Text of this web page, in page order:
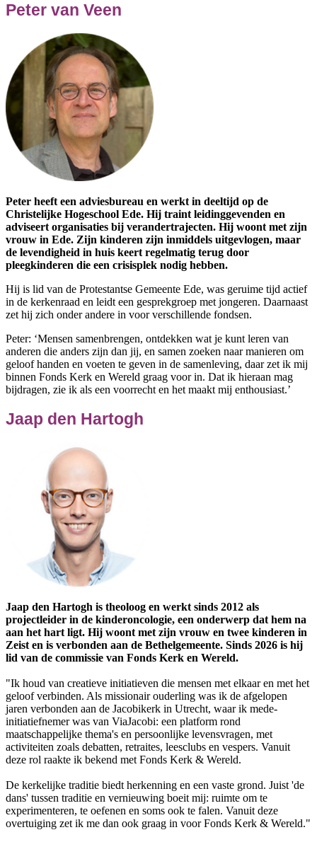
Peter van Veen
Peter heeft een adviesbureau en werkt in deeltijd op de
Christelijke Hogeschool Ede. Hij traint leidinggevenden en
adviseert organisaties bij verandertrajecten. Hij woont met zijn
vrouw in Ede. Zijn kinderen zijn inmiddels uitgevlogen, maar
de levendigheid in huis keert regelmatig terug door
pleegkinderen die een crisisplek nodig hebben.
Hij is lid van de Protestantse Gemeente Ede, was geruime tijd actief
in de kerkenraad en leidt een gesprekgroep met jongeren. Daarnaast
zet hij zich onder andere in voor verschillende fondsen.
Peter: ‘Mensen samenbrengen, ontdekken wat je kunt leren van
anderen die anders zijn dan jij, en samen zoeken naar manieren om
geloof handen en voeten te geven in de samenleving, daar zet ik mij
binnen Fonds Kerk en Wereld graag voor in. Dat ik hieraan mag
bijdragen, zie ik als een voorrecht en het maakt mij enthousiast.’
Jaap den Hartogh
Jaap den Hartogh is theoloog en werkt sinds 2012 als
projectleider in de kinderoncologie, een onderwerp dat hem na
aan het hart ligt. Hij woont met zijn vrouw en twee kinderen in
Zeist en is verbonden aan de Bethelgemeente. Sinds 2026 is hij
lid van de commissie van Fonds Kerk en Wereld.
"Ik houd van creatieve initiatieven die mensen met elkaar en met het
geloof verbinden. Als missionair ouderling was ik de afgelopen
jaren verbonden aan de Jacobikerk in Utrecht, waar ik mede-
initiatiefnemer was van ViaJacobi: een platform rond
maatschappelijke thema's en persoonlijke levensvragen, met
activiteiten zoals debatten, retraites, leesclubs en vespers. Vanuit
deze rol raakte ik bekend met Fonds Kerk & Wereld.
De kerkelijke traditie biedt herkenning en een vaste grond. Juist 'de
dans' tussen traditie en vernieuwing boeit mij: ruimte om te
experimenteren, te oefenen en soms ook te falen. Vanuit deze
overtuiging zet ik me dan ook graag in voor Fonds Kerk & Wereld."